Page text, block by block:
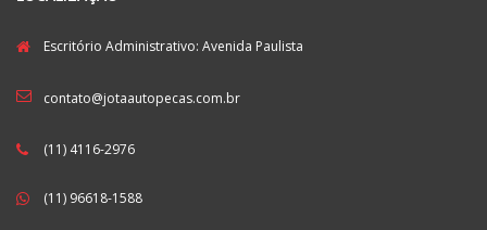
Escritório Administrativo: Avenida Paulista
contato@jotaautopecas.com.br
(11) 4116-2976
(11) 96618-1588